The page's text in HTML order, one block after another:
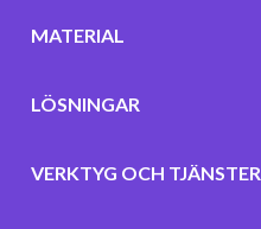
MATERIAL
LÖSNINGAR
VERKTYG OCH TJÄNSTER